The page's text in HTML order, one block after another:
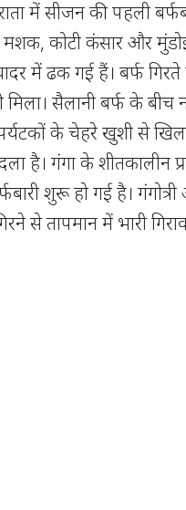
में सीजन की पहली
कोटी कंसार और
में ढक गई हैं। बर्फ
सैलानी बर्फ के
के चेहरे खुशी से
है। गंगा के शीतकालीन
शुरू हो गई है।
से तापमान में भारी